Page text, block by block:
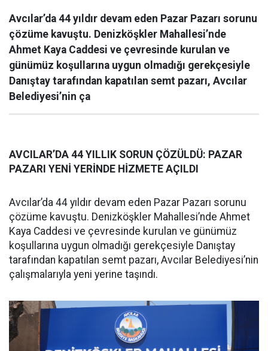
Avcılar’da 44 yıldır devam eden Pazar Pazarı sorunu
çözüme kavuştu. Denizköşkler Mahallesi’nde
Ahmet Kaya Caddesi ve çevresinde kurulan ve
günümüz koşullarına uygun olmadığı gerekçesiyle
Danıştay tarafından kapatılan semt pazarı, Avcılar
Belediyesi’nin ça
AVCILAR’DA 44 YILLIK SORUN ÇÖZÜLDÜ: PAZAR
PAZARI YENİ YERİNDE HİZMETE AÇILDI
Avcılar’da 44 yıldır devam eden Pazar Pazarı sorunu
çözüme kavuştu. Denizköşkler Mahallesi’nde Ahmet
Kaya Caddesi ve çevresinde kurulan ve günümüz
koşullarına uygun olmadığı gerekçesiyle Danıştay
tarafından kapatılan semt pazarı, Avcılar Belediyesi’nin
çalışmalarıyla yeni yerine taşındı.